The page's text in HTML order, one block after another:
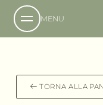
MENU
ChiTORNA ALLA